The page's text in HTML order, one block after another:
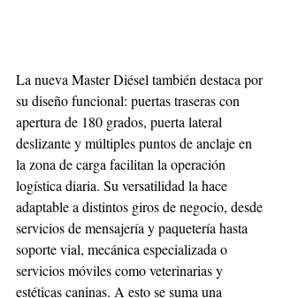
La nueva Master Diésel también destaca por
su diseño funcional: puertas traseras con
apertura de 180 grados, puerta lateral
deslizante y múltiples puntos de anclaje en
la zona de carga facilitan la operación
logística diaria. Su versatilidad la hace
adaptable a distintos giros de negocio, desde
servicios de mensajería y paquetería hasta
soporte vial, mecánica especializada o
servicios móviles como veterinarias y
estéticas caninas. A esto se suma una